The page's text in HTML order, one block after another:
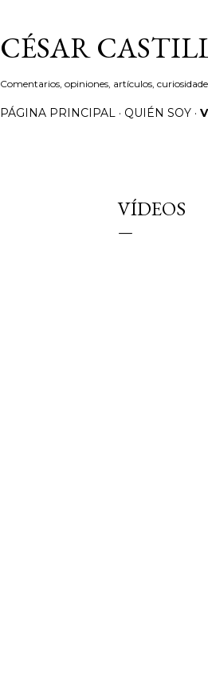
CÉSAR
Comentarios, opiniones, artículos,
PÁGINA PRINCIPAL QUIÉN SOY
VÍDEOS